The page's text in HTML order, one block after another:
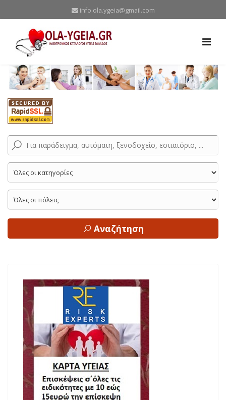
info.ola.ygeia@gmail.com
Αναζήτηση